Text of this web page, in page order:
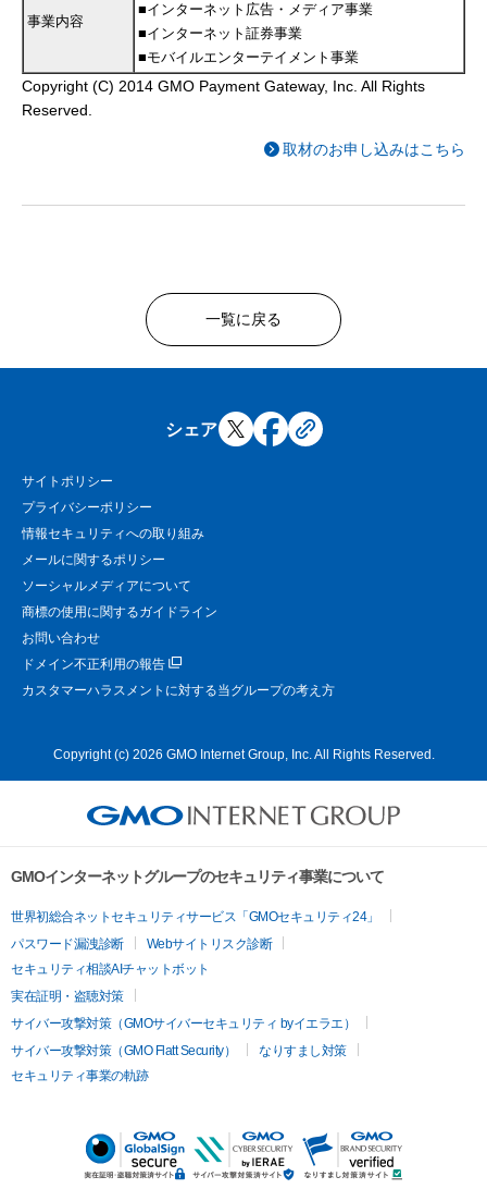
事業内容
■インターネット広告・メディア事業
■インターネット証券事業
■モバイルエンターテイメント事業
Copyright (C) 2014 GMO Payment Gateway, Inc. All Rights
Reserved.
取材のお申し込みはこちら
一覧に戻る
シェア
サイトポリシー
プライバシーポリシー
情報セキュリティへの取り組み
メールに関するポリシー
ソーシャルメディアについて
商標の使用に関するガイドライン
お問い合わせ
ドメイン不正利用の報告
カスタマーハラスメントに対する当グループの考え方
Copyright (c) 2026 GMO Internet Group, Inc. All Rights Reserved.
GMOインターネットグループのセキュリティ事業について
世界初総合ネットセキュリティサービス「GMOセキュリティ24」
パスワード漏洩診断
Webサイトリスク診断
セキュリティ相談AIチャットボット
実在証明・盗聴対策
サイバー攻撃対策（GMOサイバーセキュリティ byイエラエ）
サイバー攻撃対策（GMO Flatt Security）
なりすまし対策
セキュリティ事業の軌跡